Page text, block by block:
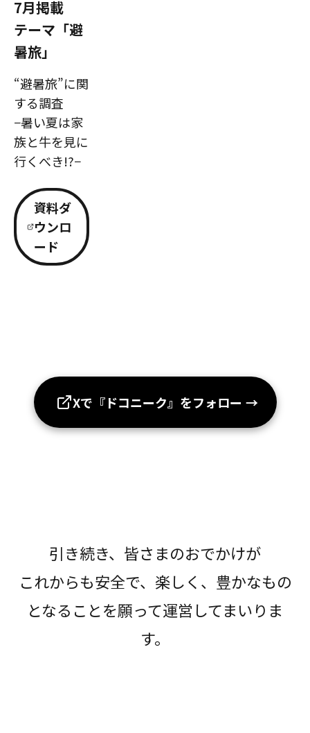
7月掲載
テーマ「避
暑旅」
“避暑旅”に関
する調査
−暑い夏は家
族と牛を見に
行くべき!?−
資料ダ
ウンロ
ード
Xで『ドコニーク』をフォロー →
引き続き、皆さまのおでかけが
これからも安全で、楽しく、豊かなもの
となることを願って運営してまいりま
す。